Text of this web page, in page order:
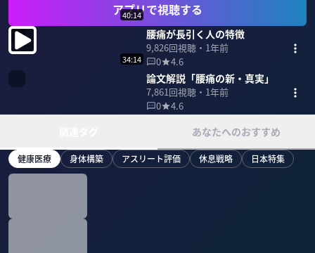
アプリで視聴する
40:14
腰痛が長引く人の特徴
9,826回視聴・ 1年前
0
4.6
34:14
論文解説「腰痛の新・真実」
7,861回視聴・ 1年前
0
4.6
あなたへのおすすめ
健康医療 身体構築 アスリート評価 休息戦略 日本特集